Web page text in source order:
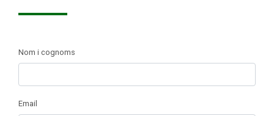
Nom i cognoms
Email